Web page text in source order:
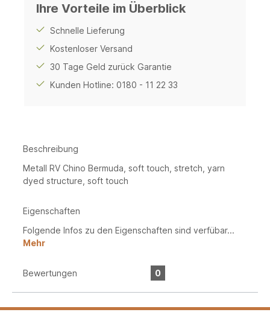
Ihre Vorteile im Überblick
Schnelle Lieferung
Kostenloser Versand
30 Tage Geld zurück Garantie
Kunden Hotline: 0180 - 11 22 33
Beschreibung
Metall RV Chino Bermuda, soft touch, stretch, yarn
dyed structure, soft touch
Eigenschaften
Folgende Infos zu den Eigenschaften sind verfübar...
Mehr
Bewertungen 0